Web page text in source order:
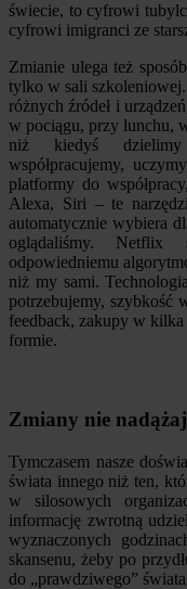
świecie, to cyfrowi
cyfrowi imigranci ze
Zmianie ulega też
tylko w sali
różnych źródeł i
w pociągu, przy lunchu,
niż kiedyś dzielimy
współpracujemy,
platformy do
Alexa, Siri – te
automatycznie wybiera
oglądaliśmy. Netflix
odpowiedniemu
niż my sami.
potrzebujemy, szybkość
feedback, zakupy w
formie.
Zmiany nie
Tymczasem nasze
świata innego niż ten,
w silosowych
informację zwrotną
wyznaczonych
skansenu, żeby po
do „prawdziwego”